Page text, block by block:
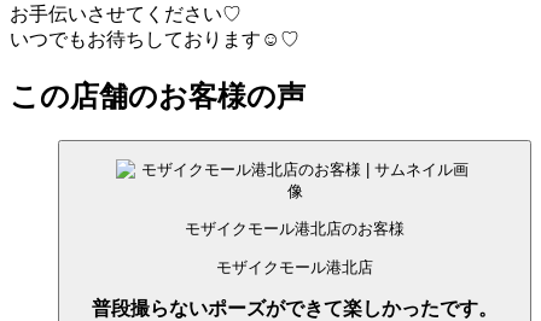
お手伝いさせてください♡
いつでもお待ちしております☺♡
この店舗のお客様の声
モザイクモール港北店のお客様
モザイクモール港北店
普段撮らないポーズができて楽しかったです。